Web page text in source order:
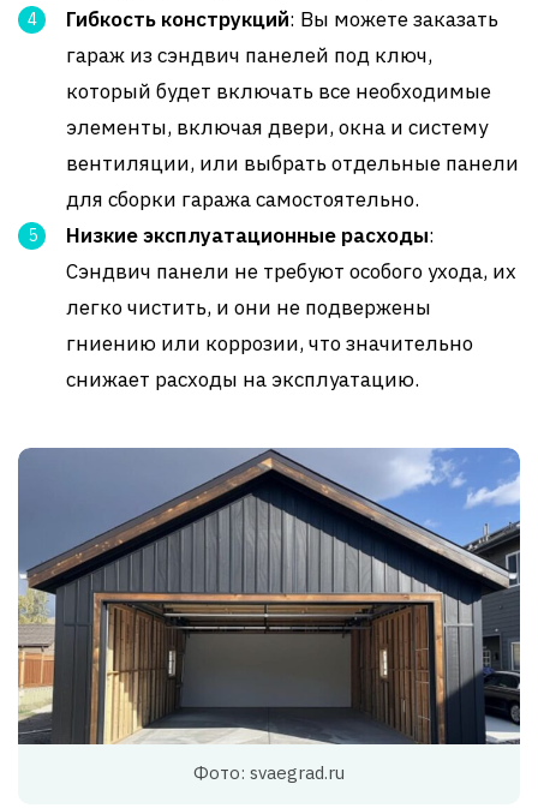
Гибкость конструкций: Вы можете заказать
гараж из сэндвич панелей под ключ,
который будет включать все необходимые
элементы, включая двери, окна и систему
вентиляции, или выбрать отдельные панели
для сборки гаража самостоятельно.
Низкие эксплуатационные расходы:
Сэндвич панели не требуют особого ухода, их
легко чистить, и они не подвержены
гниению или коррозии, что значительно
снижает расходы на эксплуатацию.
Фото: svaegrad.ru